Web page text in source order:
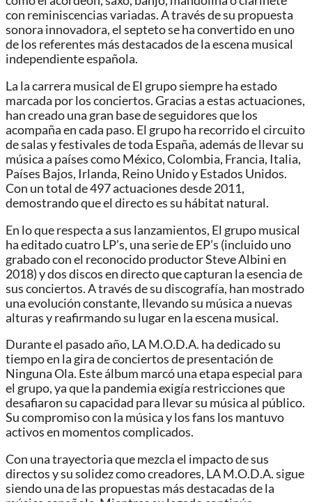
con reminiscencias variadas. A través de su propuesta
sonora innovadora, el septeto se ha convertido en uno
de los referentes más destacados de la escena musical
independiente española.
La la carrera musical de El grupo siempre ha estado
marcada por los conciertos. Gracias a estas actuaciones,
han creado una gran base de seguidores que los
acompaña en cada paso. El grupo ha recorrido el circuito
de salas y festivales de toda España, además de llevar su
música a países como México, Colombia, Francia, Italia,
Países Bajos, Irlanda, Reino Unido y Estados Unidos.
Con un total de 497 actuaciones desde 2011,
demostrando que el directo es su hábitat natural.
En lo que respecta a sus lanzamientos, El grupo musical
ha editado cuatro LP’s, una serie de EP’s (incluido uno
grabado con el reconocido productor Steve Albini en
2018) y dos discos en directo que capturan la esencia de
sus conciertos. A través de su discografía, han mostrado
una evolución constante, llevando su música a nuevas
alturas y reafirmando su lugar en la escena musical.
Durante el pasado año, LA M.O.D.A. ha dedicado su
tiempo en la gira de conciertos de presentación de
Ninguna Ola. Este álbum marcó una etapa especial para
el grupo, ya que la pandemia exigía restricciones que
desafiaron su capacidad para llevar su música al público.
Su compromiso con la música y los fans los mantuvo
activos en momentos complicados.
Con una trayectoria que mezcla el impacto de sus
directos y su solidez como creadores, LA M.O.D.A. sigue
siendo una de las propuestas más destacadas de la